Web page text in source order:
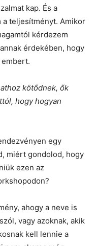
kap. És a
a teljesítményt. Amikor
kérdezem
érdekében, hogy
embert.
kötődnek, ők
hogy hogyan
egy
miért gondolod, hogy
ezen az
ahogy a neve is
vagy azoknak, akik
kell lennie a